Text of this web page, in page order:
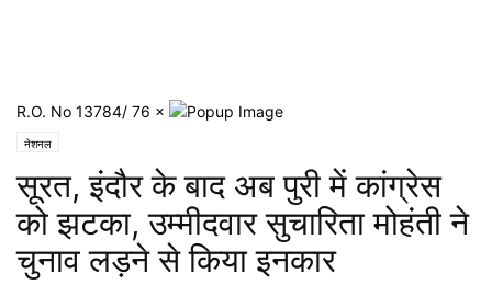
R.O. No 13784/ 76 ×
नेशनल
सूरत, इंदौर के बाद अब पुरी में कांग्रेस
को झटका, उम्मीदवार सुचारिता मोहंती ने
चुनाव लड़ने से किया इनकार